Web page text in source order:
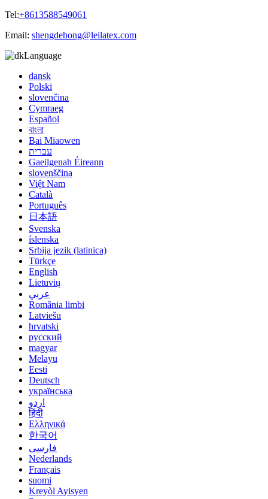
Tel:+8613588549061
Email: shengdehong@leilatex.com
Language
dansk
Polski
slovenčina
Cymraeg
Español
বাংলা
Bai Miaowen
עברית
Gaeilgenah Éireann
slovenščina
Việt Nam
Català
Português
日本語
Svenska
íslenska
Srbija jezik (latinica)
Türkçe
English
Lietuvių
عربي
România limbi
Latviešu
hrvatski
русский
magyar
Melayu
Eesti
Deutsch
українська
اردو
हिंदी
Ελληνικά
한국어
فارسی
Nederlands
Français
suomi
Kreyòl Ayisyen